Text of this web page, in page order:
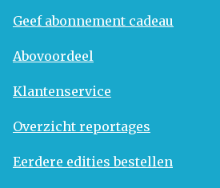
Geef abonnement cadeau
Abovoordeel
Klantenservice
Overzicht reportages
Eerdere edities bestellen